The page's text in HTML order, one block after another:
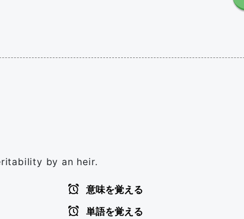
by an heir.
意味を覚える
単語を覚える